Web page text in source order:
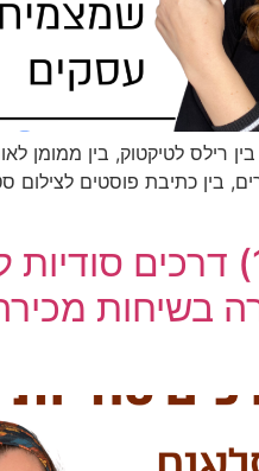
רילס לטיקטוק, בין ממומן
בין כתיבת פוסטים לצילום
חמש (+ 1) דרכים
בשיחות